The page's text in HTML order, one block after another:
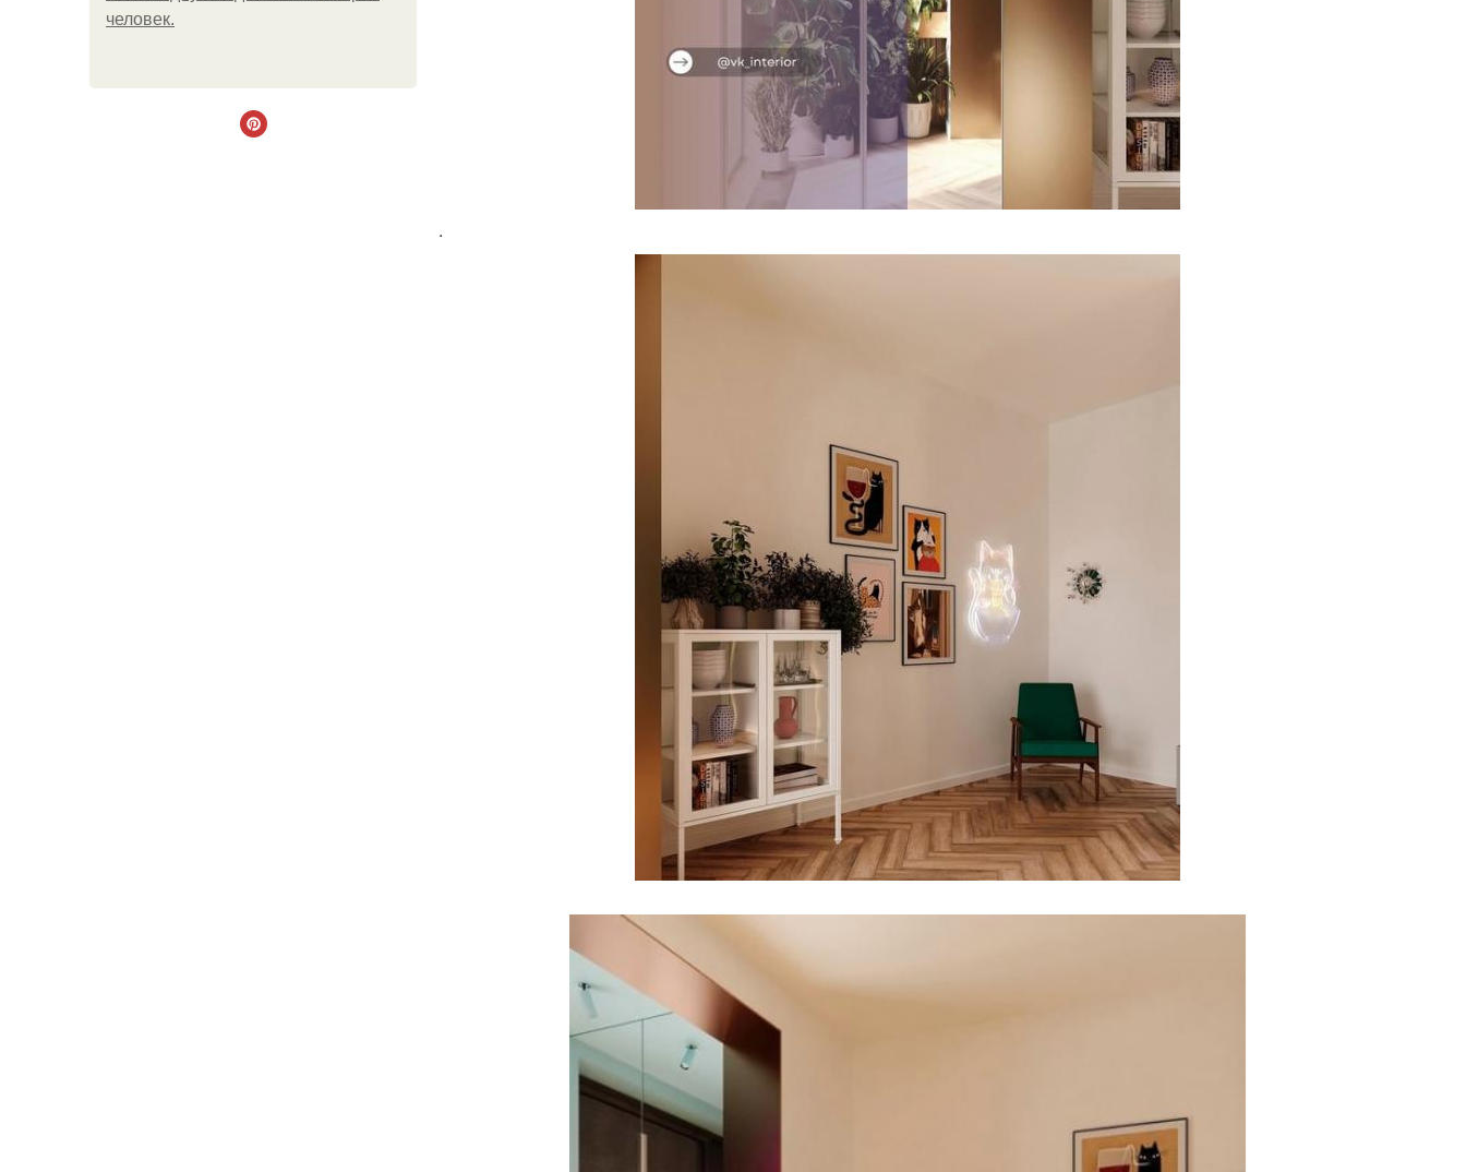
человек.
.